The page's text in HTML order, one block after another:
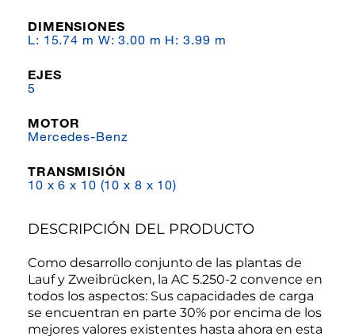
DIMENSIONES
L: 15.74 m W: 3.00 m H: 3.99 m
EJES
5
MOTOR
Mercedes-Benz
TRANSMISIÓN
10 x 6 x 10 (10 x 8 x 10)
DESCRIPCIÓN DEL PRODUCTO
Como desarrollo conjunto de las plantas de
Lauf y Zweibrücken, la AC 5.250-2 convence en
todos los aspectos: Sus capacidades de carga
se encuentran en parte 30% por encima de los
mejores valores existentes hasta ahora en esta